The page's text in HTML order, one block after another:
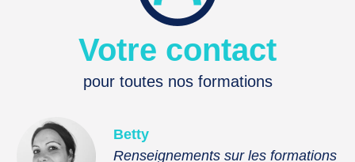
Votre contact
pour toutes nos formations
Betty
Renseignements sur les formations